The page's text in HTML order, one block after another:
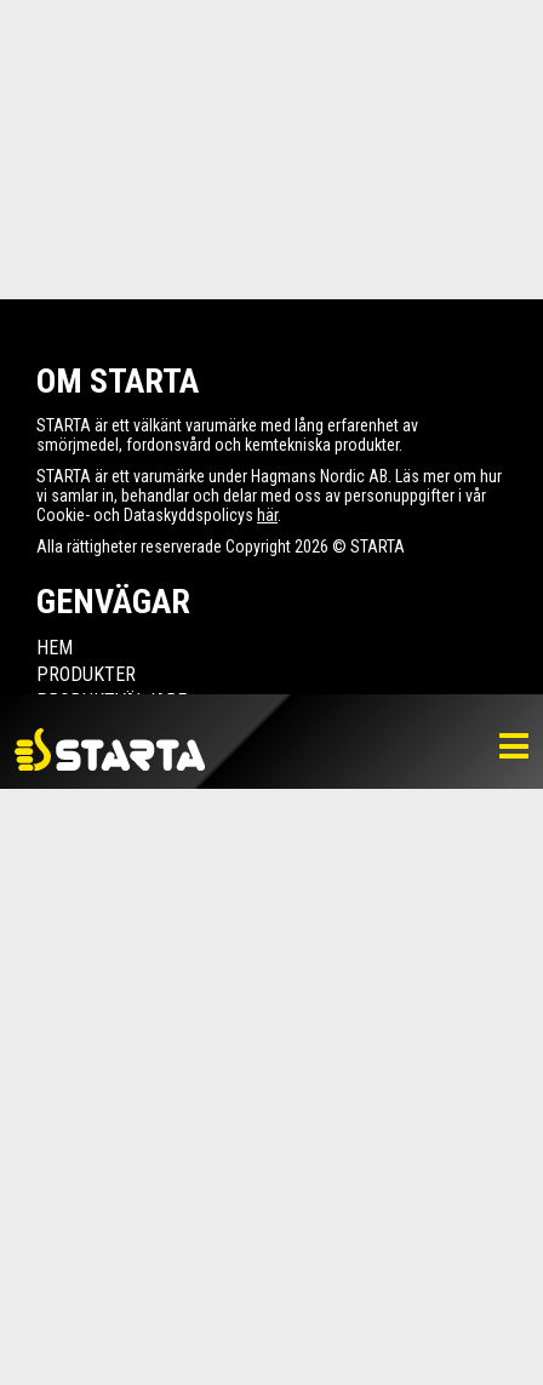
OM STARTA
STARTA är ett välkänt varumärke med lång erfarenhet av
smörjmedel, fordonsvård och kemtekniska produkter.
STARTA är ett varumärke under Hagmans Nordic AB. Läs mer om hur
vi samlar in, behandlar och delar med oss av personuppgifter i vår
Cookie- och Dataskyddspolicys här.
Alla rättigheter reserverade Copyright 2026 © STARTA
GENVÄGAR
HEM
PRODUKTER
PRODUKTVÄLJARE
HITTA ÅTERFÖRSÄLJARE
NYHETER